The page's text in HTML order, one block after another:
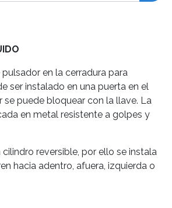
pulsador en la cerradura para
ser instalado en una puerta en el
se puede bloquear con la llave. La
en metal resistente a golpes y
reversible, por ello se instala
hacia adentro, afuera, izquierda o